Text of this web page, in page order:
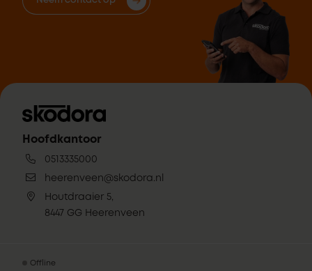
Hoofdkantoor
0513335000
heerenveen@skodora.nl
Houtdraaier 5,
8447 GG Heerenveen
Offline